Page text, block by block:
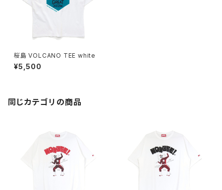
桜島 VOLCANO TEE white
¥5,500
同じカテゴリの商品